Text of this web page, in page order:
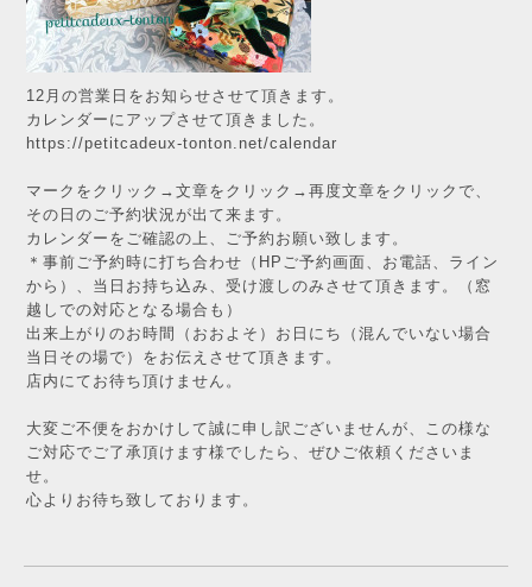
12月の営業日をお知らせさせて頂きます。
カレンダーにアップさせて頂きました。
https://petitcadeux-tonton.net/calendar
マークをクリック→文章をクリック→再度文章をクリックで、
その日のご予約状況が出て来ます。
カレンダーをご確認の上、ご予約お願い致します。
＊事前ご予約時に打ち合わせ（HPご予約画面、お電話、ライン
から）、当日お持ち込み、受け渡しのみさせて頂きます。（窓
越しでの対応となる場合も）
出来上がりのお時間（おおよそ）お日にち（混んでいない場合
当日その場で）をお伝えさせて頂きます。
店内にてお待ち頂けません。
大変ご不便をおかけして誠に申し訳ございませんが、この様な
ご対応でご了承頂けます様でしたら、ぜひご依頼くださいま
せ。
心よりお待ち致しております。